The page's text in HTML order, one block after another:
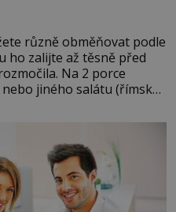
různě obměňovat podle
ho zalijte až těsně před
Na 2 porce
jiného salátu (římský
lžíce olivového oleje ✿ 1